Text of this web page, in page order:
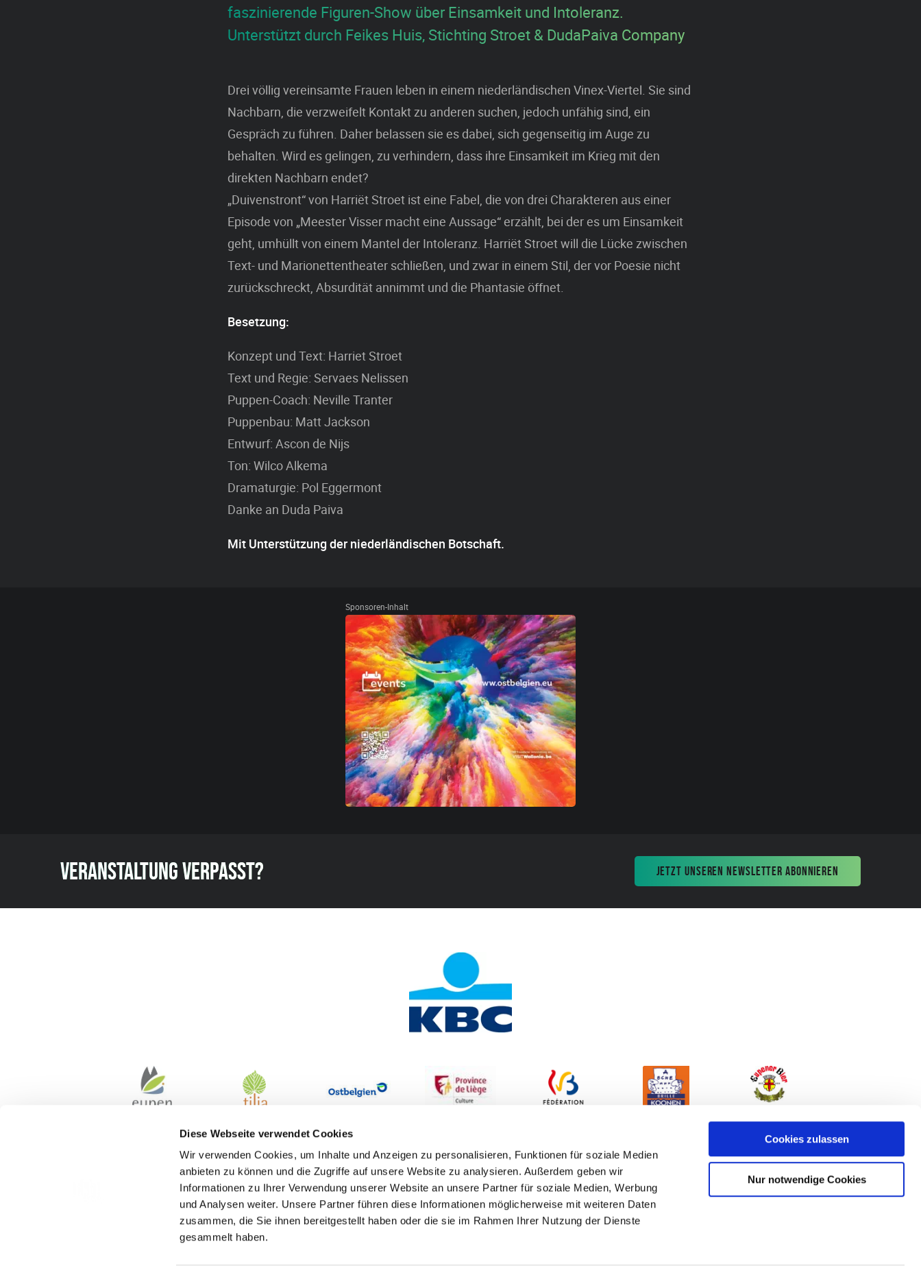
Diese Webseite verwendet Cookies
Wir verwenden Cookies, um Inhalte und Anzeigen zu personalisieren, Funktionen für soziale Medien
anbieten zu können und die Zugriffe auf unsere Website zu analysieren. Außerdem geben wir
Informationen zu Ihrer Verwendung unserer Website an unsere Partner für soziale Medien, Werbung
und Analysen weiter. Unsere Partner führen diese Informationen möglicherweise mit weiteren Daten
zusammen, die Sie ihnen bereitgestellt haben oder die sie im Rahmen Ihrer Nutzung der Dienste
gesammelt haben.
Cookies zulassen
Nur notwendige Cookies
faszinierende Figuren-Show über Einsamkeit und Intoleranz.
Unterstützt durch Feikes Huis, Stichting Stroet & DudaPaiva Company
Drei völlig vereinsamte Frauen leben in einem niederländischen Vinex-Viertel. Sie sind
Nachbarn, die verzweifelt Kontakt zu anderen suchen, jedoch unfähig sind, ein
Gespräch zu führen. Daher belassen sie es dabei, sich gegenseitig im Auge zu
behalten. Wird es gelingen, zu verhindern, dass ihre Einsamkeit im Krieg mit den
direkten Nachbarn endet?
„Duivenstront“ von Harriët Stroet ist eine Fabel, die von drei Charakteren aus einer
Episode von „Meester Visser macht eine Aussage“ erzählt, bei der es um Einsamkeit
geht, umhüllt von einem Mantel der Intoleranz. Harriët Stroet will die Lücke zwischen
Text- und Marionettentheater schließen, und zwar in einem Stil, der vor Poesie nicht
zurückschreckt, Absurdität annimmt und die Phantasie öffnet.
Besetzung:
Konzept und Text: Harriet Stroet
Text und Regie: Servaes Nelissen
Puppen-Coach: Neville Tranter
Puppenbau: Matt Jackson
Entwurf: Ascon de Nijs
Ton: Wilco Alkema
Dramaturgie: Pol Eggermont
Danke an Duda Paiva
Mit Unterstützung der niederländischen Botschaft.
Sponsoren-Inhalt
VERANSTALTUNG VERPASST? JETZT UNSEREN NEWSLETTER ABONNIEREN